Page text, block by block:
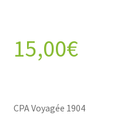
15,00€
CPA Voyagée 1904